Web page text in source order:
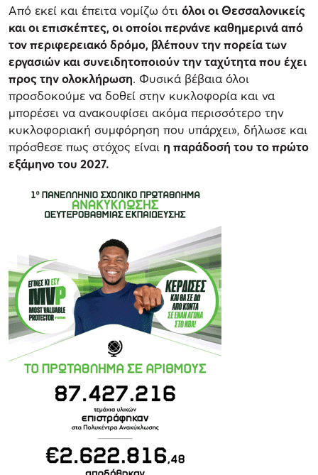
Από εκεί και έπειτα νομίζω ότι όλοι οι Θεσσαλονικείς
και οι επισκέπτες, οι οποίοι περνάνε καθημερινά από
τον περιφερειακό δρόμο, βλέπουν την πορεία των
εργασιών και συνειδητοποιούν την ταχύτητα που έχει
προς την ολοκλήρωση. Φυσικά βέβαια όλοι
προσδοκούμε να δοθεί στην κυκλοφορία και να
μπορέσει να ανακουφίσει ακόμα περισσότερο την
κυκλοφοριακή συμφόρηση που υπάρχει», δήλωσε και
πρόσθεσε πως στόχος είναι η παράδοσή του το πρώτο
εξάμηνο του 2027.